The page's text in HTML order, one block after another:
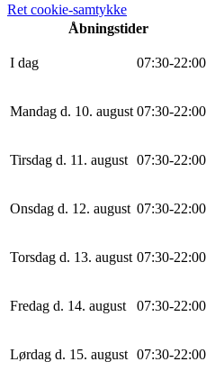
Ret cookie-samtykke
Åbningstider
I dag 07:30-22:00
Mandag d. 10. august 07:30-22:00
Tirsdag d. 11. august 07:30-22:00
Onsdag d. 12. august 07:30-22:00
Torsdag d. 13. august 07:30-22:00
Fredag d. 14. august 07:30-22:00
Lørdag d. 15. august 07:30-22:00